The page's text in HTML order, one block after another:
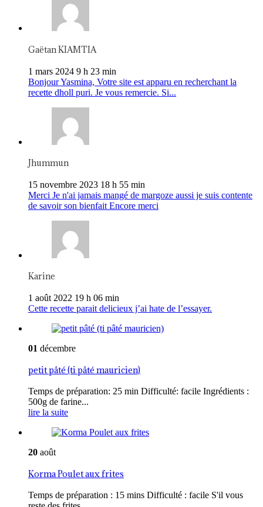
Gaëtan KIAMTIA
1 mars 2024 9 h 23 min
Bonjour Yasmina, Votre site est apparu en recherchant la
recette dholl puri. Je vous remercie. Si...
Jhummun
15 novembre 2023 18 h 55 min
Merci Je n'ai jamais mangé de margoze aussi je suis contente
de savoir son bienfait Encore merci
Karine
1 août 2022 19 h 06 min
Cette recette parait delicieux j’ai hate de l’essayer.
01 décembre
petit pâté (ti pâté mauricien)
Temps de préparation: 25 min Difficulté: facile Ingrédients :
500g de farine...
lire la suite
20 août
Korma Poulet aux frites
Temps de préparation : 15 mins Difficulté : facile S'il vous